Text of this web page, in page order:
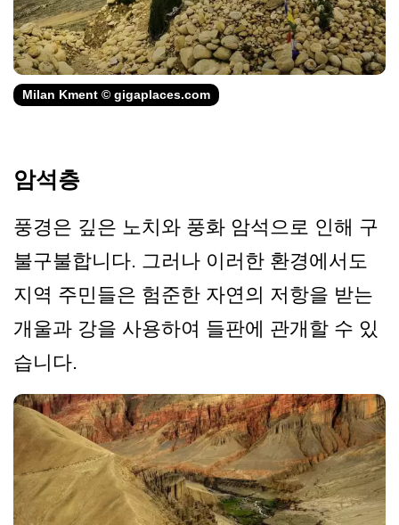
Milan Kment © gigaplaces.com
암석층
풍경은 깊은 노치와 풍화 암석으로 인해 구
불구불합니다. 그러나 이러한 환경에서도
지역 주민들은 험준한 자연의 저항을 받는
개울과 강을 사용하여 들판에 관개할 수 있
습니다.